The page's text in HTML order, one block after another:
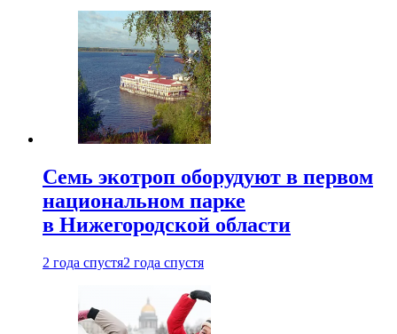
Семь экотроп оборудуют в первом
национальном парке
в Нижегородской области
2 года спустя2 года спустя